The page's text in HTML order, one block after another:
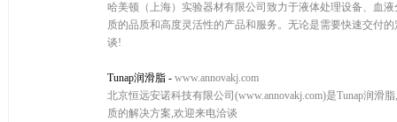
哈美顿（上海）实验器材有限公司致力于液体处理设备、血
质的品质和高度灵活性的产品和服务。无论是需要快速交付
谈!
Tunap润滑脂 - www.annovakj.com
北京恒远安诺科技有限公司(www.annovakj.com)是Tunap润滑
质的解决方案,欢迎来电洽谈